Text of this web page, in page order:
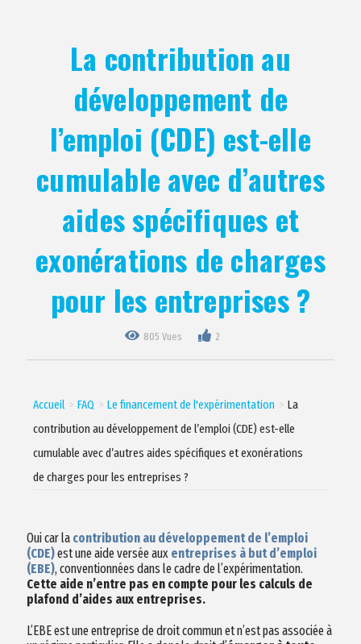
La contribution au
développement de
l’emploi (CDE) est-elle
cumulable avec d’autres
aides spécifiques et
exonérations de charges
pour les entreprises ?
805 Vues 2
Accueil FAQ Le financement de l'expérimentation
La
contribution au développement de l’emploi (CDE) est-elle
cumulable avec d’autres aides spécifiques et exonérations
de charges pour les entreprises ?
Oui car la contribution au développement de l’emploi
(CDE)est une aide versée aux entreprises à but d’emploi
(EBE), conventionnées dans le cadre de l’expérimentation.
Cette aide n’entre pas en compte pour les calculs de
plafond d’aides aux entreprises.
L’EBE est une entreprise de droit commun et n’est pas associée à